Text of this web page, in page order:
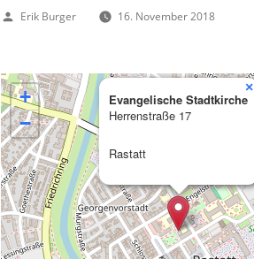
Veröffentlicht
Erik Burger 16. November 2018
Evangelische Stadtkirche
Herrenstraße 17
Rastatt
×
+
−